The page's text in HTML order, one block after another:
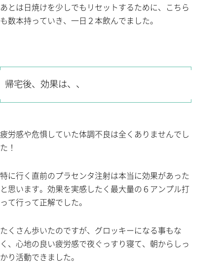
あとは日焼けを少しでもリセットするために、こちら
も数本持っていき、一日２本飲んでました。
帰宅後、効果は、、
疲労感や危惧していた体調不良は全くありませんでし
た！
特に行く直前のプラセンタ注射は本当に効果があった
と思います。効果を実感したく最大量の６アンプル打
って行って正解でした。
たくさん歩いたのですが、グロッキーになる事もな
く、心地の良い疲労感で夜ぐっすり寝て、朝からしっ
かり活動できました。